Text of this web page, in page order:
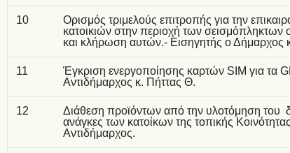
10
Ορισμός τριμελούς επιτροπής για την
κατοικιών στην περιοχή των
και κλήρωση αυτών.- Εισηγητής ο Δήμαρχος
11
Έγκριση ενεργοποίησης καρτών SIM για τα
Αντιδήμαρχος κ. Πήττας Θ.
12
Διάθεση προϊόντων από την υλοτόμηση του
ανάγκες των κατοίκων της τοπικής
Αντιδήμαρχος.